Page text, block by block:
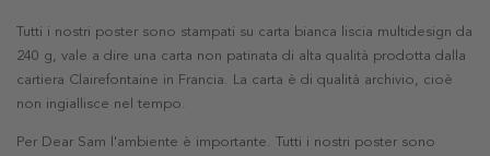
Tutti i nostri poster sono stampati su carta bianca liscia multidesign da
240 g, vale a dire una carta non patinata di alta qualità prodotta dalla
cartiera Clairefontaine in Francia. La carta è di qualità archivio, cioè
non ingiallisce nel tempo.
Per Dear Sam l'ambiente è importante. Tutti i nostri poster sono